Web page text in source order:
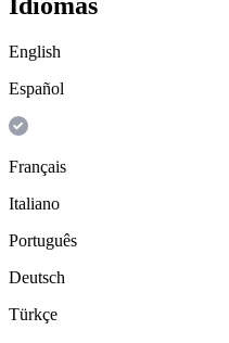
Idiomas
English
Español
Français
Italiano
Português
Deutsch
Türkçe